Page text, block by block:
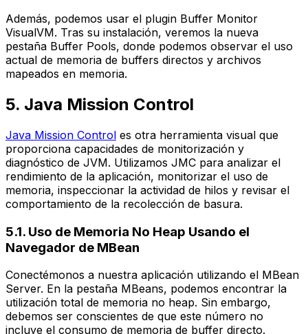
Además, podemos usar el plugin Buffer Monitor
VisualVM. Tras su instalación, veremos la nueva
pestaña Buffer Pools, donde podemos observar el uso
actual de memoria de buffers directos y archivos
mapeados en memoria.
5. Java Mission Control
Java Mission Control es otra herramienta visual que
proporciona capacidades de monitorización y
diagnóstico de JVM. Utilizamos JMC para analizar el
rendimiento de la aplicación, monitorizar el uso de
memoria, inspeccionar la actividad de hilos y revisar el
comportamiento de la recolección de basura.
5.1. Uso de Memoria No Heap Usando el
Navegador de MBean
Conectémonos a nuestra aplicación utilizando el MBean
Server. En la pestaña MBeans, podemos encontrar la
utilización total de memoria no heap. Sin embargo,
debemos ser conscientes de que este número no
incluye el consumo de memoria de buffer directo.